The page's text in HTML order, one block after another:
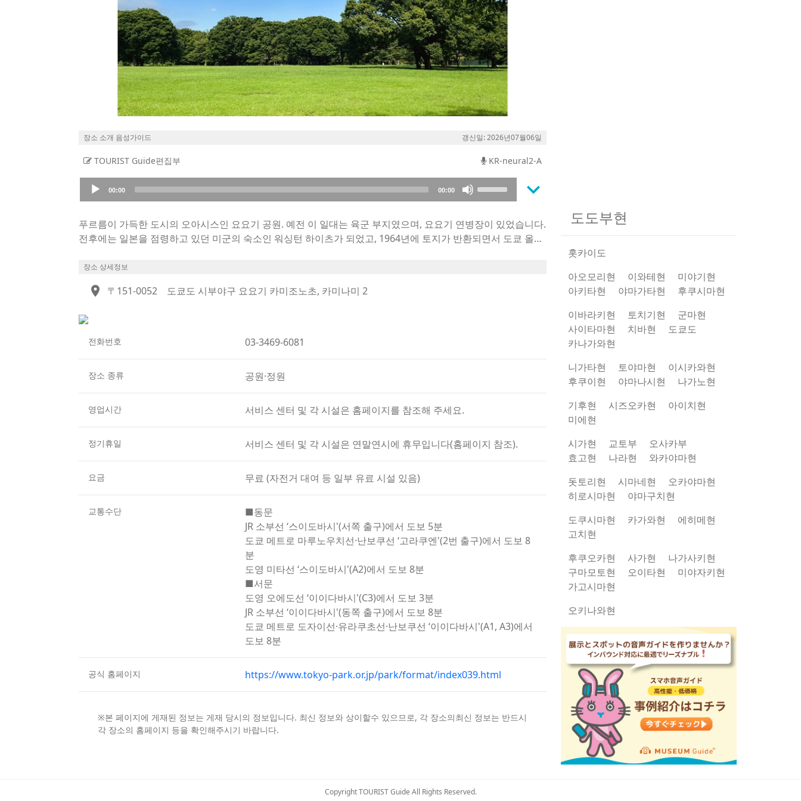
장소 소개 음성가이드 갱신일: 2026년07월06일
TOURIST Guide편집부 KR-neural2-A
Audio
Player
00:00 00:00
keys
to
keyboard_arrow_down
푸르름이 가득한 도시의 오아시스인 요요기 공원. 예전 이 일대는 육군 부지였으며, 요요기 연병장이 있었습니다.
전후에는 일본을 점령하고 있던 미군의 숙소인 워싱턴 하이츠가 되었고, 1964년에 토지가 반환되면서 도쿄 올림
요요기 공원으로 개장한 것은 올림픽이 끝난 지 3년 후인 1967년입니다.
삼림 공원인 A지구는 봄에는 벚꽃, 가을에는 은행나무 가로수가 아름답고, 잔디로 덮인 광활한 중앙 광장과 조류
B지구의 야외 무대와 이벤트 광장에서는 주말마다 세계 각국의 축제가 열려 많은 사람들로 북적입니다.
장소 상세정보
location_on 〒151-0052 도쿄도 시부야구 요요기 카미조노초, 카미나미 2
전화번호 03-3469-6081
장소 종류 공원·정원
영업시간 서비스 센터 및 각 시설은 홈페이지를 참조해 주세요.
정기휴일 서비스 센터 및 각 시설은 연말연시에 휴무입니다(홈페이지 참조).
요금 무료 (자전거 대여 등 일부 유료 시설 있음)
교통수단
■동문
JR 소부선 ‘스이도바시'(서쪽 출구)에서 도보 5분
도쿄 메트로 마루노우치선·난보쿠선 ‘고라쿠엔'(2번 출구)에서 도보 8
분
도영 미타선 ‘스이도바시'(A2)에서 도보 8분
■서문
도영 오에도선 ‘이이다바시'(C3)에서 도보 3분
JR 소부선 ‘이이다바시'(동쪽 출구)에서 도보 8분
도쿄 메트로 도자이선·유라쿠초선·난보쿠선 ‘이이다바시'(A1, A3)에서
도보 8분
공식 홈페이지 https://www.tokyo-park.or.jp/park/format/index039.html
※본 페이지에 게재된 정보는 게재 당시의 정보입니다. 최신 정보와 상이할수 있으므로, 각 장소의최신 정보는 반드시
각 장소의 홈페이지 등을 확인해주시기 바랍니다.
도도부현
홋카이도
아오모리현
이와테현
미야기현
아키타현
야마가타현
후쿠시마현
이바라키현
토치기현
군마현
사이타마현
치바현
도쿄도
카나가와현
니가타현
토야마현
이시카와현
후쿠이현
야마나시현
나가노현
기후현
시즈오카현
아이치현
미에현
시가현
교토부
오사카부
효고현
나라현
와카야마현
돗토리현
시마네현
오카야마현
히로시마현
야마구치현
도쿠시마현
카가와현
에히메현
고치현
후쿠오카현
사가현
나가사키현
구마모토현
오이타현
미야자키현
가고시마현
오키나와현
Copyright TOURIST Guide All Rights Reserved.